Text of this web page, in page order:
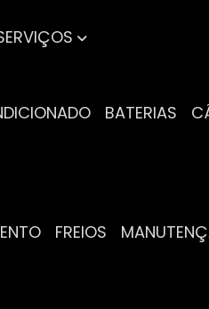
SERVIÇOS
BATERIAS
FREIOS